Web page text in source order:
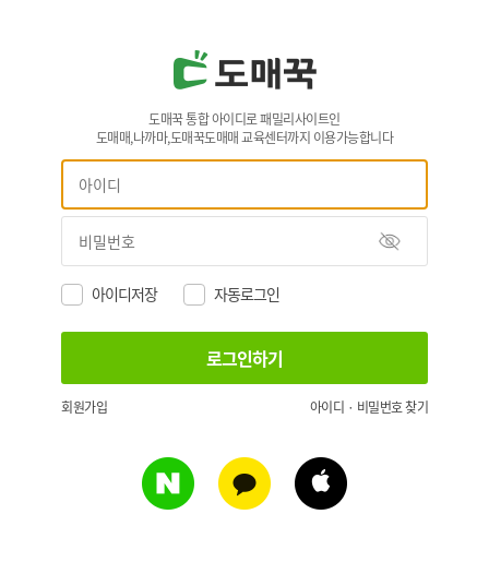
도매꾹 통합 아이디로 패밀리사이트인
도매매,나까마,도매꾹도매매 교육센터까지 이용가능합니다
아이디저장 자동로그인
회원가입 아이디 · 비밀번호 찾기